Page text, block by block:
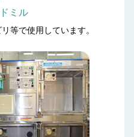
ミル
等で使用しています。